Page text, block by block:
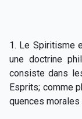
1. Le Spiritisme
une doctrine
consiste dans
Esprits; comme
quences